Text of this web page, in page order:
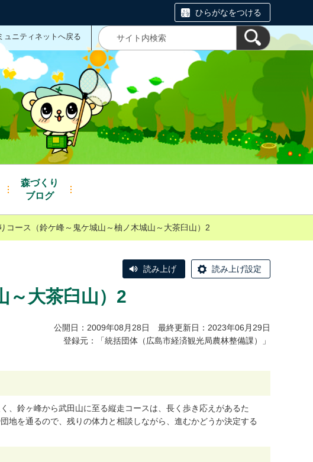
ひらがなをつける
ュニティネットへ戻る
森づくり
ブログ
コース（鈴ケ峰～鬼ケ城山～柚ノ木城山～大茶臼山）2
読み上げ 読み上げ設定
～大茶臼山）2
公開日：2009年08月28日 最終更新日：2023年06月29日
登録元：「統括団体（広島市経済観光局農林整備課）」
く 鈴ヶ峰から武田 山に至る縦走コースは 長く 歩き 応え があるた
団地を通るので 残りの体力 と相談 しながら 進むかどうか決定する